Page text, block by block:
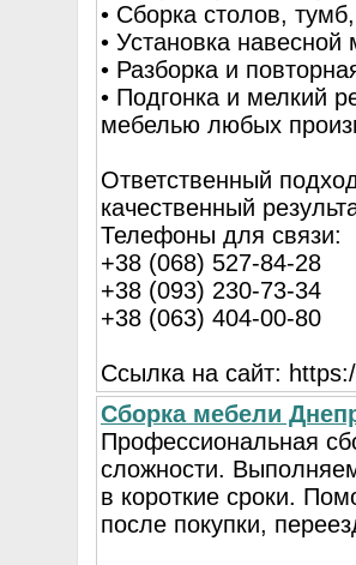
• Сборка столов,
• Установка
• Разборка и
• Подгонка и мелкий
мебелью любых
Ответственный
качественный
Телефоны для связи:
+38 (068) 527-84-28
+38 (093) 230-73-34
+38 (063) 404-00-80
Ссылка на сайт:
Сборка мебели
Профессиональная
сложности.
в короткие сроки.
после покупки,